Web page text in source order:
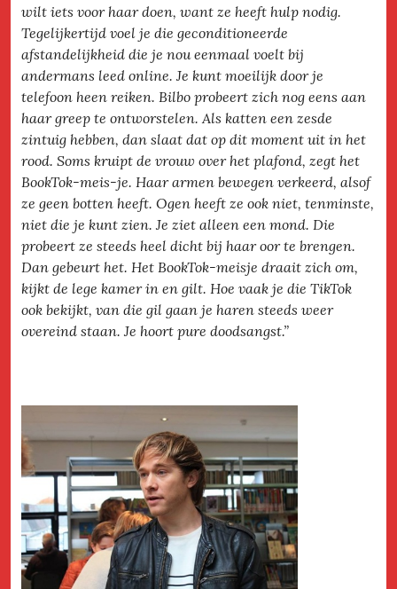
wilt iets voor haar doen, want ze heeft hulp nodig.
Tegelijkertijd voel je die geconditioneerde
afstandelijkheid die je nou eenmaal voelt bij
andermans leed online. Je kunt moeilijk door je
telefoon heen reiken. Bilbo probeert zich nog eens aan
haar greep te ontworstelen. Als katten een zesde
zintuig hebben, dan slaat dat op dit moment uit in het
rood. Soms kruipt de vrouw over het plafond, zegt het
BookTok-meis-je. Haar armen bewegen verkeerd, alsof
ze geen botten heeft. Ogen heeft ze ook niet, tenminste,
niet die je kunt zien. Je ziet alleen een mond. Die
probeert ze steeds heel dicht bij haar oor te brengen.
Dan gebeurt het. Het BookTok-meisje draait zich om,
kijkt de lege kamer in en gilt. Hoe vaak je die TikTok
ook bekijkt, van die gil gaan je haren steeds weer
overeind staan. Je hoort pure doodsangst.”